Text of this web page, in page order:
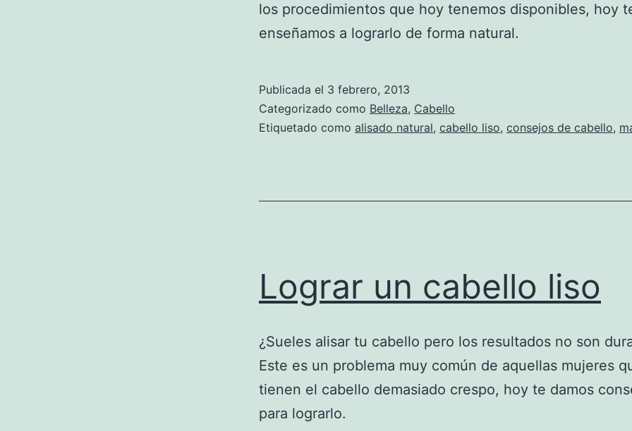
los procedimientos que hoy tenemos disponibles, hoy
enseñamos a lograrlo de forma natural.
Publicada el 3 febrero, 2013
Categorizado como Belleza, Cabello
Etiquetado como alisado natural, cabello liso, consejos de cabello,
Lograr un cabello liso
¿Sueles alisar tu cabello pero los resultados no son
Este es un problema muy común de aquellas mujeres
tienen el cabello demasiado crespo, hoy te damos
para lograrlo.